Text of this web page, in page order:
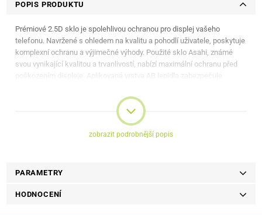
POPIS PRODUKTU
Prémiové 2.5D sklo je spolehlivou ochranou pro displej vašeho
telefonu. Navržené s ohledem na kvalitu a pohodlí uživatele, poskytuje
komplexní ochranu a výjimečné výhody. Použité sklo Asahi, známé
svou vynikající kvalitou a trvanlivostí, nabízí maximální ochranu před
poškozením displeje. Aplikovaná vrstva AB lepidla zabezpečuje
zobrazit podrobnější popis
PARAMETRY
HODNOCENÍ